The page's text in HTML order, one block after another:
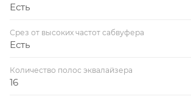
Есть
Срез от высоких частот сабвуфера
Есть
Количество полос эквалайзера
16